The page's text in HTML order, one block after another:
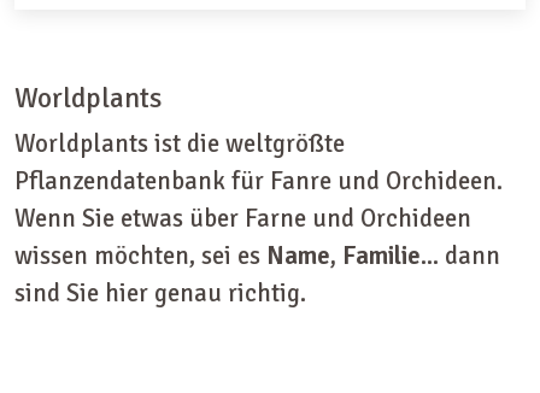
Worldplants
Worldplants ist die weltgrößte
Pflanzendatenbank für Fanre und Orchideen.
Wenn Sie etwas über Farne und Orchideen
wissen möchten, sei es Name, Familie... dann
sind Sie hier genau richtig.